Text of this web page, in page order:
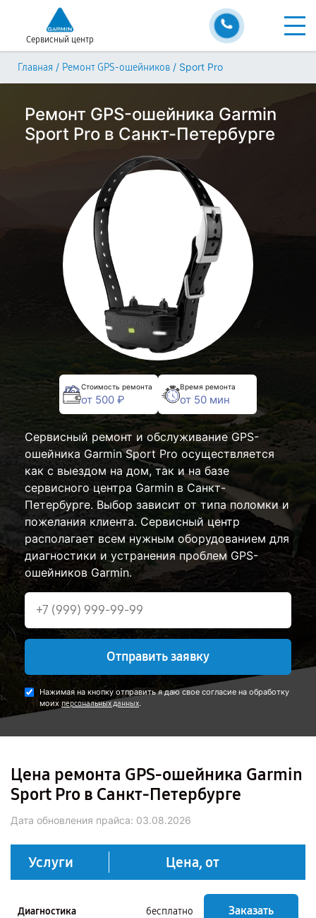
Сервисный центр
Главная / Ремонт GPS-ошейников / Sport Pro
Ремонт GPS-ошейника Garmin
Sport Pro в Санкт-Петербурге
Стоимость ремонта
от 500 ₽
Время ремонта
от 50 мин
Сервисный ремонт и обслуживание GPS-
ошейника Garmin Sport Pro осуществляется
как с выездом на дом, так и на базе
сервисного центра Garmin в Санкт-
Петербурге. Выбор зависит от типа поломки и
пожелания клиента. Сервисный центр
располагает всем нужным оборудованием для
диагностики и устранения проблем GPS-
ошейников Garmin.
Отправить заявку
Нажимая на кнопку отправить я даю свое согласие на обработку
моих персональных данных.
Цена ремонта GPS-ошейника Garmin
Sport Pro в Санкт-Петербурге
Дата обновления прайса: 03.08.2026
Услуги Цена, от
Диагностика бесплатно Заказать